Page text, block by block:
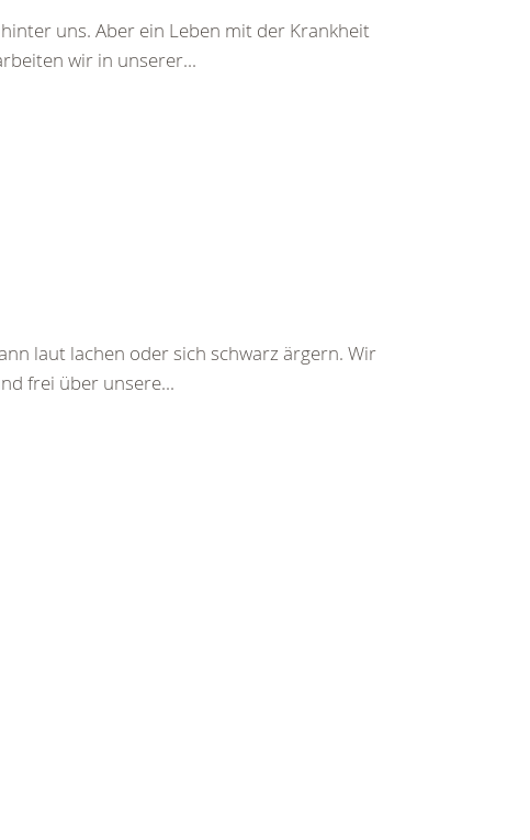
uns. Aber ein Leben mit der Krankheit
wir in unserer...
laut lachen oder sich schwarz ärgern. Wir
frei über unsere...